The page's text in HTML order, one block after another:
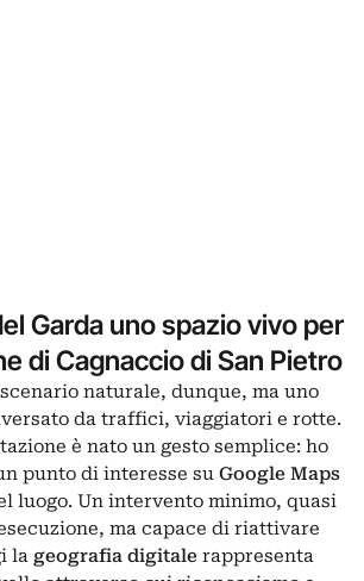
Garda uno spazio vivo per
di Cagnaccio di San Pietro
naturale, dunque, ma uno
da traffici, viaggiatori e rotte.
è nato un gesto semplice: ho
punto di interesse su Google Maps
luogo. Un intervento minimo, quasi
ma capace di riattivare
la geografia digitale rappresenta